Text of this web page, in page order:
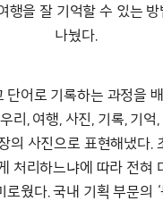
행을 잘 기억할 수 있는
나눴다.
단어로 기록하는 과정을
리, 여행, 사진, 기록, 기억
의 사진으로 표현해냈다.
처리하느냐에 따라 전혀
웠다. 국내 기획 부문의